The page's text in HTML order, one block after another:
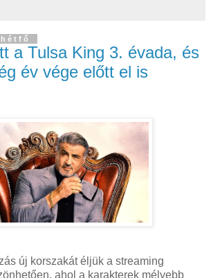
a Tulsa King 3. évada, és
év vége előtt el is
új korszakát éljük a streaming
ahol a karakterek mélyebb